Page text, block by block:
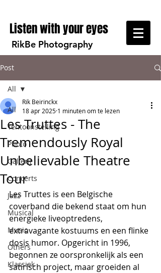
Listen with your eyes
RikBe Photography
Post
All
Tentoonstelling
Photo
Gallerij
Concerts
Jazz
Musical
Music
Others
Klassiek
All
Les Truttes - The
Tremendously Royal
Unbelievable Theatre
Tour
Rik Beirinckx
18 apr 2025 1 minuten om te lezen
Les Truttes is een Belgische
coverband die bekend staat om hun
energieke liveoptredens,
extravagante kostuums en een flinke
dosis humor. Opgericht in 1996,
begonnen ze oorspronkelijk als een
satirisch project, maar groeiden al